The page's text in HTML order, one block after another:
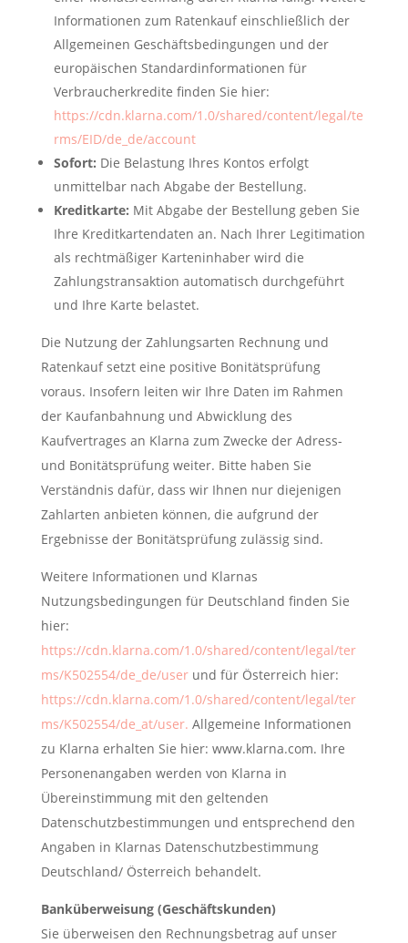
Informationen zum Ratenkauf einschließlich der
Allgemeinen Geschäftsbedingungen und der
europäischen Standardinformationen für
Verbraucherkredite finden Sie hier:
https://cdn.klarna.com/1.0/shared/content/legal/te
rms/EID/de_de/account
Sofort: Die Belastung Ihres Kontos erfolgt
unmittelbar nach Abgabe der Bestellung.
Kreditkarte: Mit Abgabe der Bestellung geben Sie
Ihre Kreditkartendaten an. Nach Ihrer Legitimation
als rechtmäßiger Karteninhaber wird die
Zahlungstransaktion automatisch durchgeführt
und Ihre Karte belastet.
Die Nutzung der Zahlungsarten Rechnung und
Ratenkauf setzt eine positive Bonitätsprüfung
voraus. Insofern leiten wir Ihre Daten im Rahmen
der Kaufanbahnung und Abwicklung des
Kaufvertrages an Klarna zum Zwecke der Adress-
und Bonitätsprüfung weiter. Bitte haben Sie
Verständnis dafür, dass wir Ihnen nur diejenigen
Zahlarten anbieten können, die aufgrund der
Ergebnisse der Bonitätsprüfung zulässig sind.
Weitere Informationen und Klarnas
Nutzungsbedingungen für Deutschland finden Sie
hier:
https://cdn.klarna.com/1.0/shared/content/legal/ter
ms/K502554/de_de/userund für Österreich hier:
https://cdn.klarna.com/1.0/shared/content/legal/ter
ms/K502554/de_at/user. Allgemeine Informationen
zu Klarna erhalten Sie hier: www.klarna.com. Ihre
Personenangaben werden von Klarna in
Übereinstimmung mit den geltenden
Datenschutzbestimmungen und entsprechend den
Angaben in Klarnas Datenschutzbestimmung
Deutschland/ Österreich behandelt.
Banküberweisung (Geschäftskunden)
Sie überweisen den Rechnungsbetrag auf unser